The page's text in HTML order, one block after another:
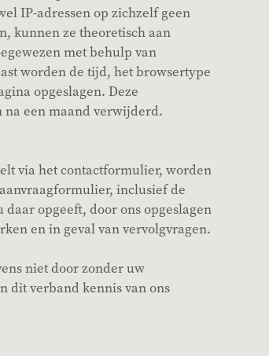
IP-adressen op zichzelf geen
kunnen ze theoretisch aan
met behulp van
worden de tijd, het browsertype
opgeslagen. Deze
na een maand verwijderd.
via het contactformulier, worden
inclusief de
daar opgeeft, door ons opgeslagen
en in geval van vervolgvragen.
niet door zonder uw
dit verband kennis van ons